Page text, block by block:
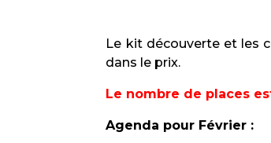
Le kit découverte et les
dans le prix.
Le nombre de places
Agenda pour Février :